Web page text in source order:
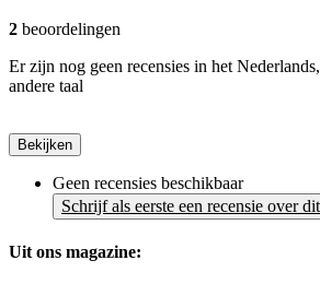
2 beoordelingen
Er zijn nog geen recensies in het
andere taal
Bekijken
Geen recensies beschikbaar
Schrijf als eerste een recensie over
Uit ons magazine: